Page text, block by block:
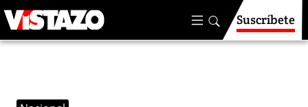
Suscríbete